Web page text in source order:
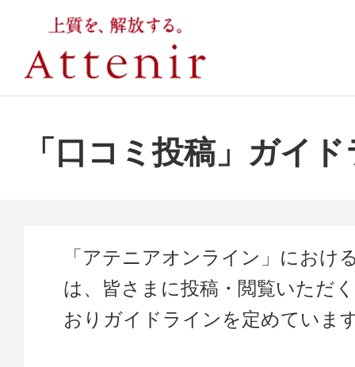
「口コミ投稿」ガイ
「アテニアオンライン」におけ
は、皆さまに投稿・閲覧いただ
おりガイドラインを定めていま